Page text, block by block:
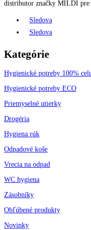
distributor značky MILDI
Sledova
Sledova
Kategórie
Hygienické potreby 100%
Hygienické potreby ECO
Priemyselné utierky
Drogéria
Hygiena rúk
Odpadové koše
Vrecia na odpad
WC hygiena
Zásobníky
Obľúbené produkty
Novinky